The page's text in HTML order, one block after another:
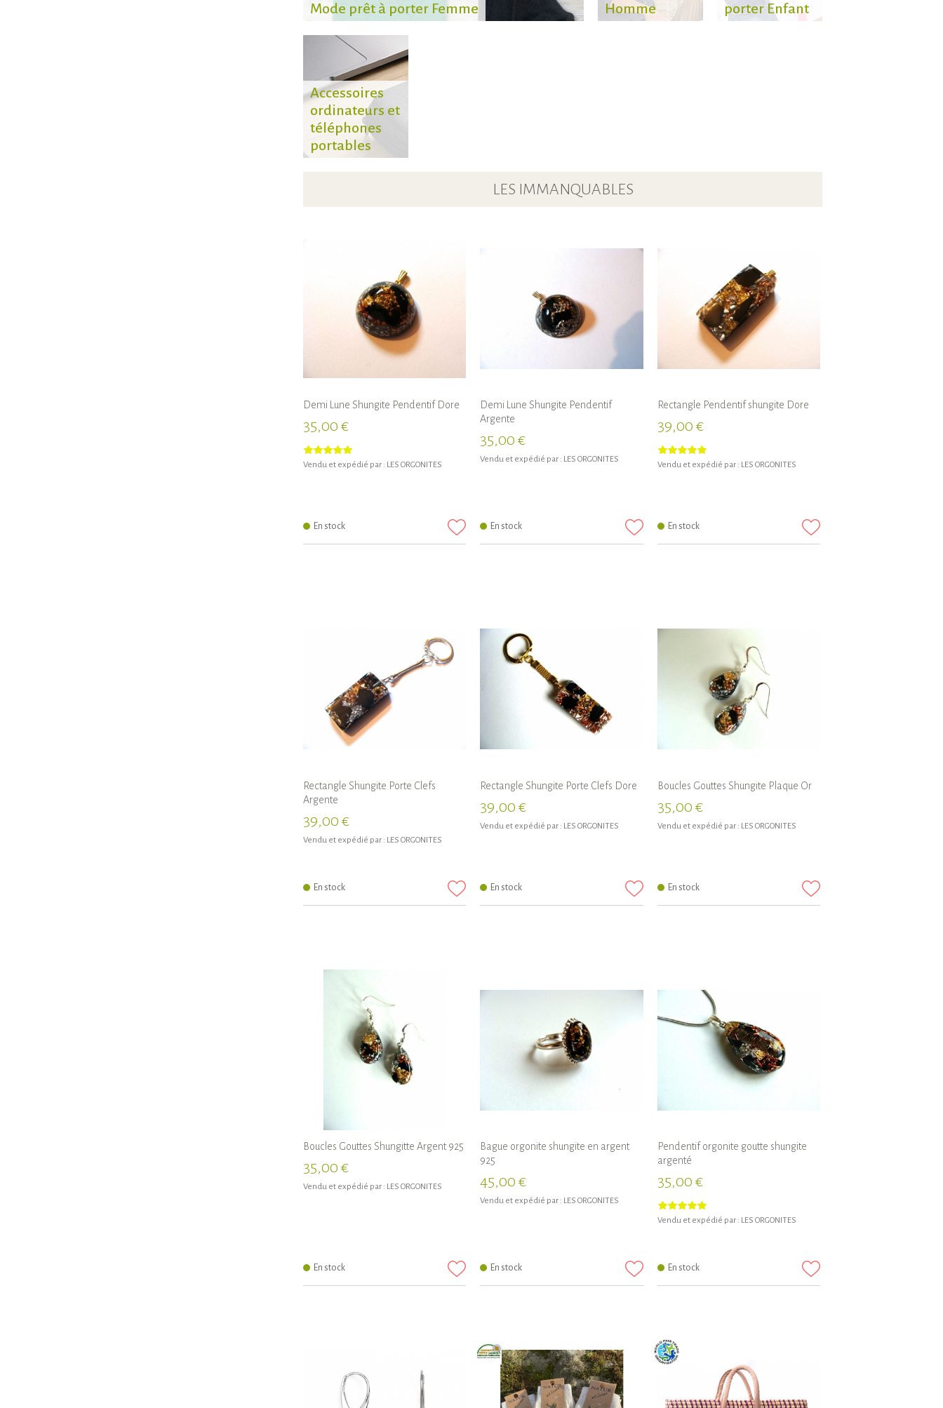
Mode prêt à porter Femme
Homme
porter Enfant
Accessoires
ordinateurs et
téléphones
portables
LES IMMANQUABLES
Demi Lune Shungite Pendentif Dore
35,00 €
Vendu et expédié par : LES ORGONITES
En stock
Demi Lune Shungite Pendentif
Argente
35,00 €
Vendu et expédié par : LES ORGONITES
En stock
Rectangle Pendentif shungite Dore
39,00 €
Vendu et expédié par : LES ORGONITES
En stock
Rectangle Shungite Porte Clefs
Argente
39,00 €
Vendu et expédié par : LES ORGONITES
En stock
Rectangle Shungite Porte Clefs Dore
39,00 €
Vendu et expédié par : LES ORGONITES
En stock
Boucles Gouttes Shungite Plaque Or
35,00 €
Vendu et expédié par : LES ORGONITES
En stock
Boucles Gouttes Shungitte Argent 925
35,00 €
Vendu et expédié par : LES ORGONITES
En stock
Bague orgonite shungite en argent
925
45,00 €
Vendu et expédié par : LES ORGONITES
En stock
Pendentif orgonite goutte shungite
argenté
35,00 €
Vendu et expédié par : LES ORGONITES
En stock